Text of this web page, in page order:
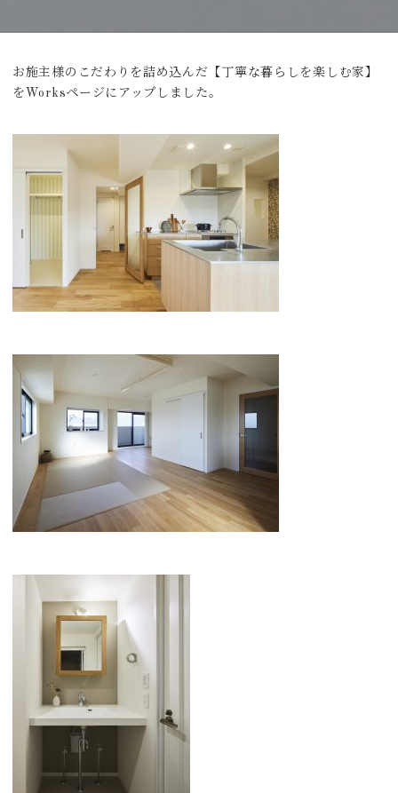
お施主様のこだわりを詰め込んだ【丁寧な暮らしを楽しむ家】
をWorksページにアップしました。